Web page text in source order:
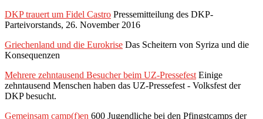
DKP trauert um Fidel Castro Pressemitteilung des DKP-
Parteivorstands, 26. November 2016
Griechenland und die Eurokrise Das Scheitern von Syriza und die
Konsequenzen
Mehrere zehntausend Besucher beim UZ-Pressefest Einige
zehntausend Menschen haben das UZ-Pressefest - Volksfest der
DKP besucht.
Gemeinsam camp(f)en 600 Jugendliche bei den Pfingstcamps der